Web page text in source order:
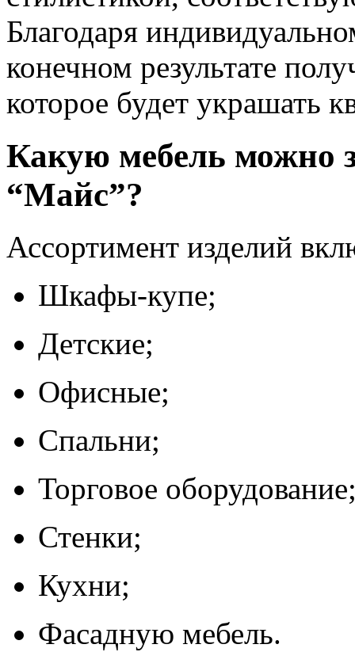
Благодаря
конечном результате
которое будет украшать
Какую мебель можно
“Майс”?
Ассортимент изделий
Шкафы-купе;
Детские;
Офисные;
Спальни;
Торговое
Стенки;
Кухни;
Фасадную мебель.